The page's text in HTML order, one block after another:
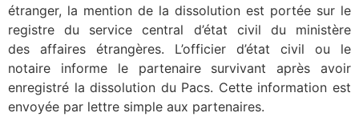
étranger, la mention de la dissolution est portée sur le
registre du service central d’état civil du ministère
des affaires étrangères. L’officier d’état civil ou le
notaire informe le partenaire survivant après avoir
enregistré la dissolution du Pacs. Cette information est
envoyée par lettre simple aux partenaires.